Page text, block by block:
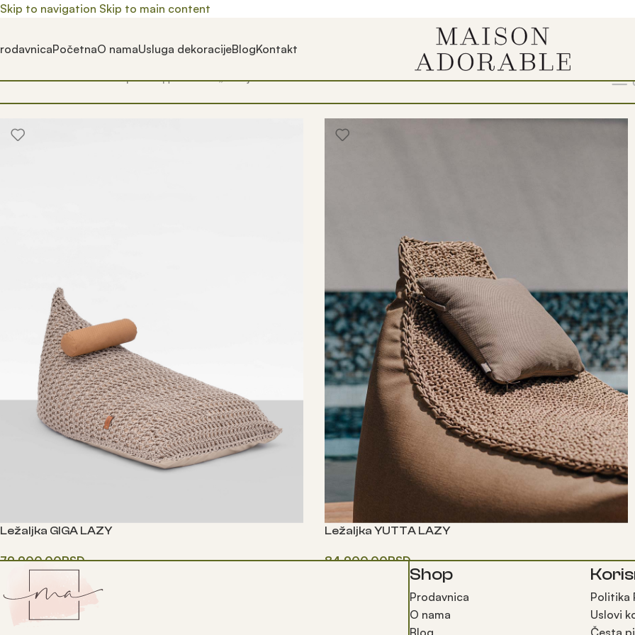
Skip to navigation Skip to main content
PočetnaO namaUsluga dekoracijeBlogKontakt
Почетна/ Prodavnica/ Производ oзначен „lezaljke za dvorista“ Show 9 12 18 24
Ležaljka GIGA LAZY
79,900.00RSD
Ležaljka YUTTA LAZY
84,900.00RSD
Shop
Prodavnica
O nama
Blog
Politika
Uslovi
Česta